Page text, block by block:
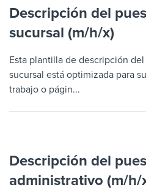
Descripción del
sucursal (m/h/x)
Esta plantilla de descripción
sucursal está optimizada para
trabajo o págin...
Descripción del
administrativo (m/h/